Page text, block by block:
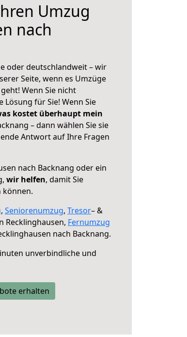
Umzug
nach
oder deutschlandweit – wir
Seite, wenn es Umzüge
Wenn Sie nicht
für Sie! Wenn Sie
kostet überhaupt mein
– dann wählen Sie sie
Antwort auf Ihre Fragen
nach Backnang oder ein
wir helfen, damit Sie
können.
, Seniorenumzug, Tresor– &
Recklinghausen, Fernumzug
nach Backnang.
unverbindliche und
erhalten